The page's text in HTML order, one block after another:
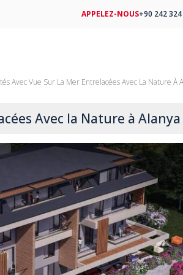
Avec Vue Sur La Mer Entrelacées Avec La Nature À
Avec la Nature à Alanya
APPELEZ-NOUS+90 242